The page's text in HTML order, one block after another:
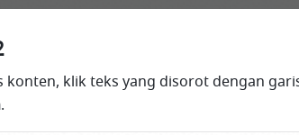
konten, klik teks yang disorot dengan
.